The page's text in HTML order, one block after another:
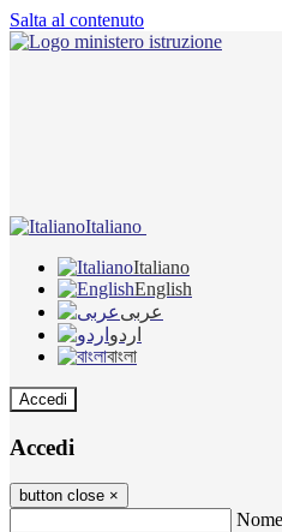
Salta al contenuto
Italiano
Italiano
English
عربى
اردو
বাংলা
Accedi
Accedi
button close ×